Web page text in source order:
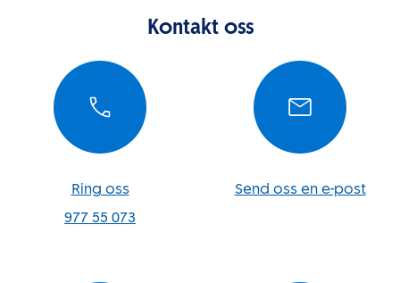
Kontakt oss
Ring oss
977 55 073
Send oss en e-post